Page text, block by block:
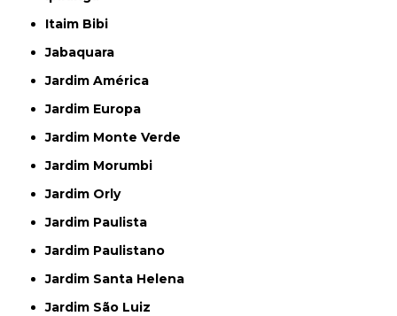
Itaim Bibi
Jabaquara
Jardim América
Jardim Europa
Jardim Monte Verde
Jardim Morumbi
Jardim Orly
Jardim Paulista
Jardim Paulistano
Jardim Santa Helena
Jardim São Luiz